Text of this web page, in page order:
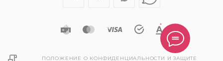
ПОЛОЖЕНИЕ О КОНФИДЕНЦИАЛЬНОСТИ И ЗАЩИТЕ